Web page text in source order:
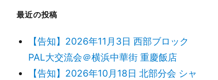
最近の投稿
【告知】2026年11月3日 西部ブロック
PAL大交流会＠横浜中華街 重慶飯店
【告知】2026年10月18日 北部分会 シャ